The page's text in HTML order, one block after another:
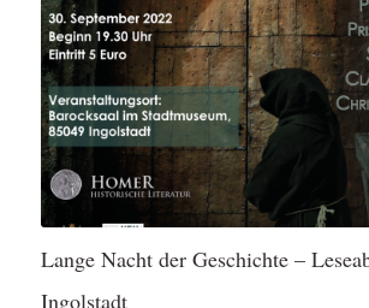
Lange Nacht der Geschichte –
Ingolstadt